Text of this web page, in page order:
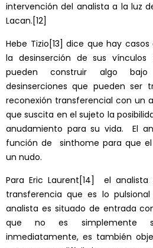
intervención del analista a la luz
Lacan. [12]
Hebe Tizio [13] dice que hay
la desinserción de sus
pueden construir algo
desinserciones que pueden
reconexión transferencial con un
que suscita en el sujeto la
anudamiento para su vida. El
función de sinthome para que
un nudo.
Para Eric Laurent [14]
el analista
transferencia que es lo
analista es situado de entrada
que no es simplemente
inmediatamente, es también